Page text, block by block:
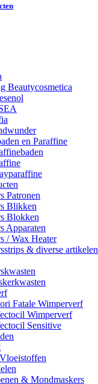
Beautycosmetica
en Paraffine
Patronen
Blikken
Blokken
Apparaten
/ Wax Heater
& diverse artikelen
Fatale Wimperverf
Wimperverf
Sensitive
& Mondmaskers